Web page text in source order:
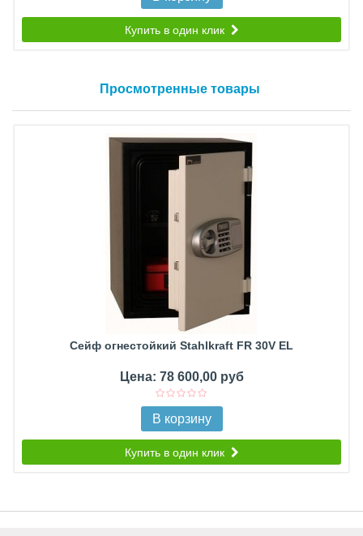
Купить в один клик
Просмотренные товары
Сейф огнестойкий Stahlkraft FR 30V EL
Цена: 78 600,00 руб
В корзину
Купить в один клик